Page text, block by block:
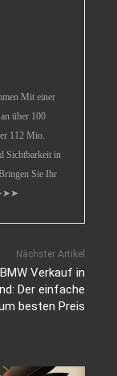
Mit einer
über 100
112 Mio.
Sichtbarkeit in
Sie Ihr
➤➤➤
Nächster Artikel
BMW Verkauf in
Der einfache
besten Preis